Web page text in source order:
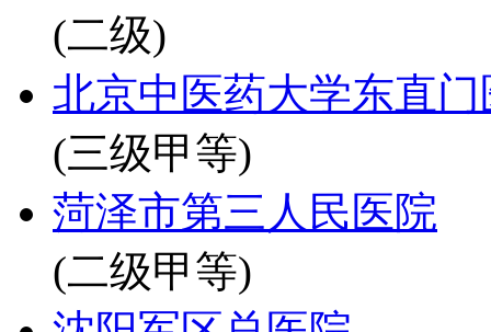
(二级)
北京中医药大学东直门
(三级甲等)
菏泽市第三人民医院
(二级甲等)